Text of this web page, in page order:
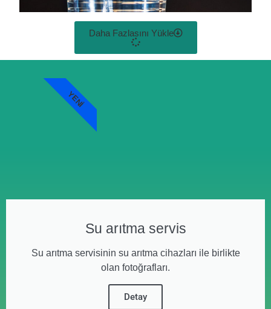
Daha Fazlasını Yükle
Su arıtma servis
Su arıtma servisinin su arıtma cihazları ile birlikte
olan fotoğrafları.
Detay
YENI